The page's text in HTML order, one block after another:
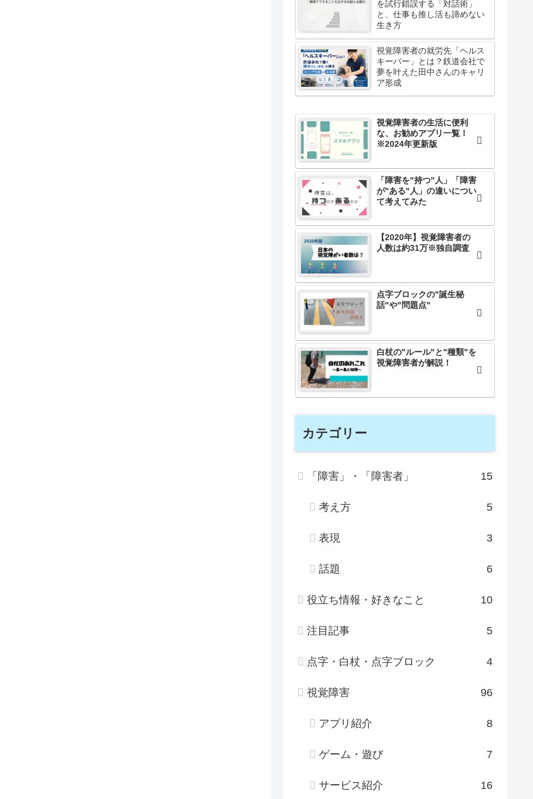
を試行錯誤する「対話術」
と、仕事も推し活も諦めない
生き方
視覚障害者の就労先「ヘルス
キーパー」とは？鉄道会社で
夢を叶えた田中さんのキャリ
ア形成
視覚障害者の生活に便利
な、お勧めアプリ一覧！
※2024年更新版
「障害を"持つ"人」「障害
が"ある"人」の違いについ
て考えてみた
【2020年】視覚障害者の
人数は約31万※独自調査
点字ブロックの"誕生秘
話"や"問題点"
白杖の"ルール"と"種類"を
視覚障害者が解説！
カテゴリー
「障害」・「障害者」 15
考え方 5
表現 3
話題 6
役立ち情報・好きなこと 10
注目記事 5
点字・白杖・点字ブロック 4
視覚障害 96
アプリ紹介 8
ゲーム・遊び 7
サービス紹介 16